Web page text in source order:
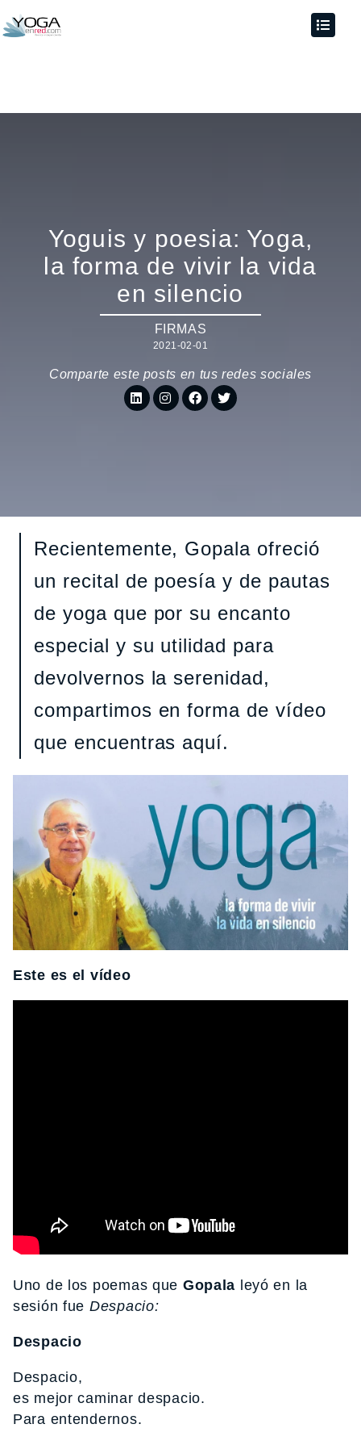
Yoguis y poesia: Yoga,
la forma de vivir la vida
en silencio
FIRMAS
2021-02-01
Comparte este posts en tus redes sociales
Recientemente, Gopala ofreció
un recital de poesía y de pautas
de yoga que por su encanto
especial y su utilidad para
devolvernos la serenidad,
compartimos en forma de vídeo
que encuentras aquí.
Este es el vídeo
Uno de los poemas que Gopala leyó en la
sesión fue Despacio:
Despacio
Despacio,
es mejor caminar despacio.
Para entendernos.